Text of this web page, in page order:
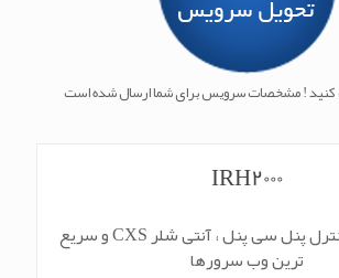
کنید ! مشخصات سرویس برای شما ارسال شده است
IRH2000
بهره گیری از کنترل پنل سی پنل ، آنتی شلر CXS و سریع
ترین وب سرورها